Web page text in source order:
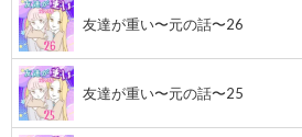
友達が重い〜元の話〜26
友達が重い〜元の話〜25